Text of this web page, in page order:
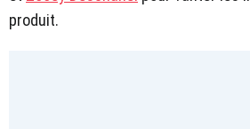
produit.